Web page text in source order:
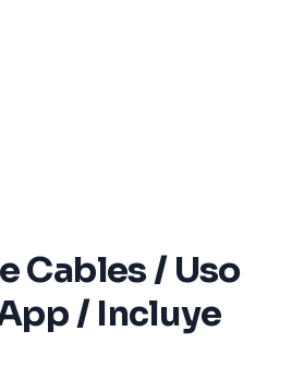
Cables / Uso
/ Incluye